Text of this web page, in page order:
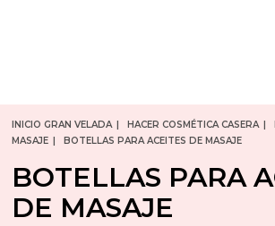
INICIO GRAN VELADA HACER COSMÉTICA CASERA
MASAJE
BOTELLAS PARA ACEITES DE MASAJE
BOTELLAS PARA
DE MASAJE